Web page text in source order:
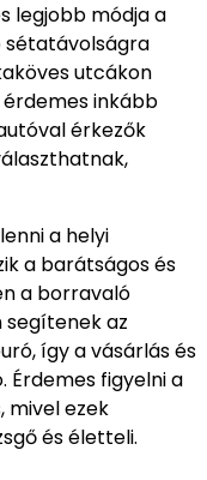
legjobb módja a
sétatávolságra
utcákon
inkább
érkezők
a helyi
a barátságos és
a borravaló
segítenek az
így a vásárlás és
Érdemes figyelni a
mivel ezek
és életteli.